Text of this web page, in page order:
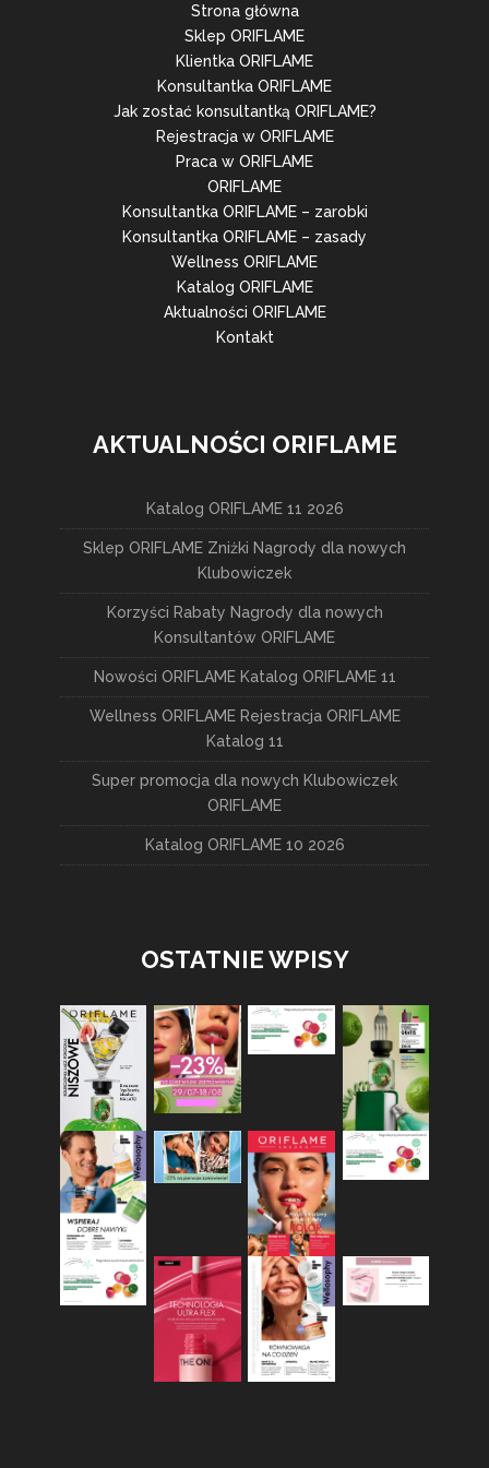
Strona główna
Sklep ORIFLAME
Klientka ORIFLAME
Konsultantka ORIFLAME
Jak zostać konsultantką ORIFLAME?
Rejestracja w ORIFLAME
Praca w ORIFLAME
ORIFLAME
Konsultantka ORIFLAME – zarobki
Konsultantka ORIFLAME – zasady
Wellness ORIFLAME
Katalog ORIFLAME
Aktualności ORIFLAME
Kontakt
AKTUALNOŚCI ORIFLAME
Katalog ORIFLAME 11 2026
Sklep ORIFLAME Zniżki Nagrody dla nowych
Klubowiczek
Korzyści Rabaty Nagrody dla nowych
Konsultantów ORIFLAME
Nowości ORIFLAME Katalog ORIFLAME 11
Wellness ORIFLAME Rejestracja ORIFLAME
Katalog 11
Super promocja dla nowych Klubowiczek
ORIFLAME
Katalog ORIFLAME 10 2026
OSTATNIE WPISY